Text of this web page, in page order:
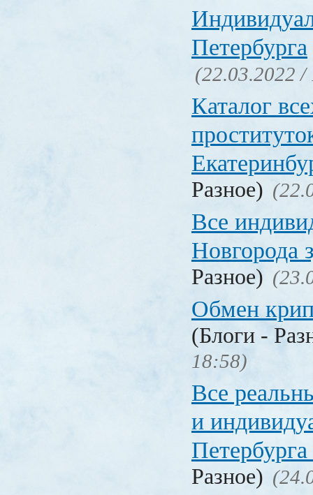
Петербурга
(22.03.2022 /
Каталог
Разное)
Все
Новгорода
Разное)
Обмен
(Блоги -
18:58)
Все
и
Петербурга
Разное)